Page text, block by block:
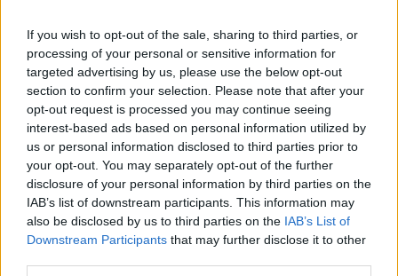
If you wish to opt-out of the sale, sharing to third parties, or
processing of your personal or sensitive information for
targeted advertising by us, please use the below opt-out
section to confirm your selection. Please note that after your
opt-out request is processed you may continue seeing
interest-based ads based on personal information utilized by
us or personal information disclosed to third parties prior to
your opt-out. You may separately opt-out of the further
disclosure of your personal information by third parties on the
IAB’s list of downstream participants. This information may
also be disclosed by us to third parties on the IAB’s List of
Downstream Participants that may further disclose it to other